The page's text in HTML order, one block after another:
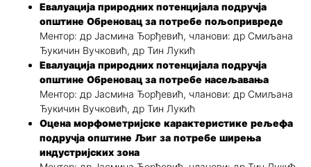
Евалуација природних потенцијала подручја
општине Обреновац за потребе пољопривреде
Ментор: др Јасмина Ђорђевић, чланови: др Смиљана
Ђукичин Вучковић, др Тин Лукић
Евалуација природних потенцијала подручја
општине Обреновац за потребе насељавања
Ментор: др Јасмина Ђорђевић, чланови: др Смиљана
Ђукичин Вучковић, др Тин Лукић
Оцена морфометријске карактеристике рељефа
подручја општине Љиг за потребе ширења
индустријских зона